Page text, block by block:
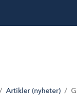
Artikler (nyheter)